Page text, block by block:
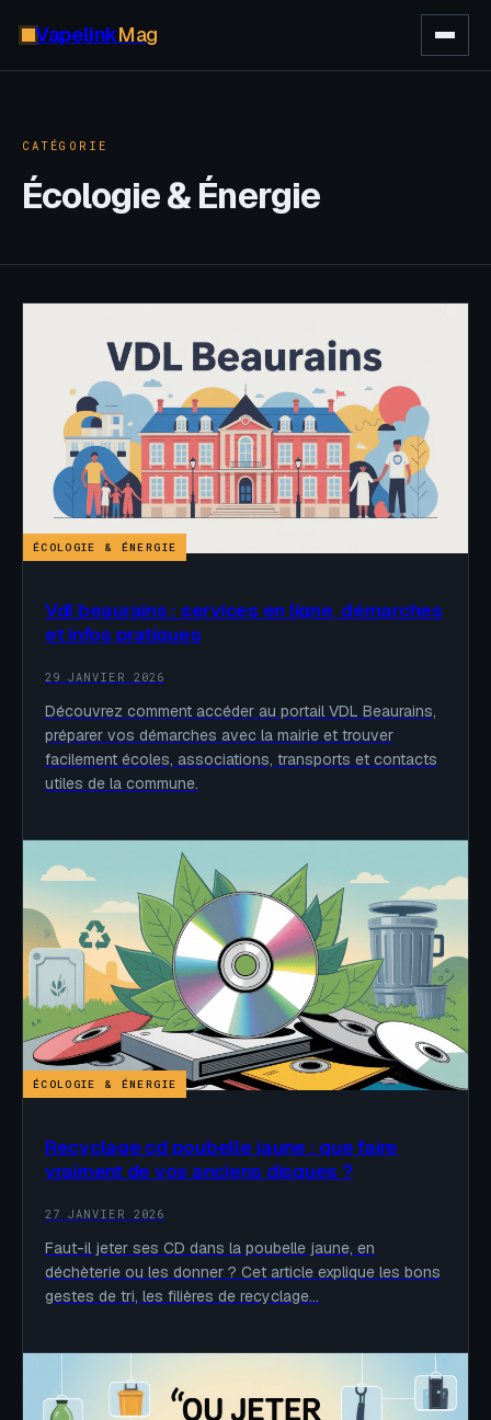
VapelinkMag
CATÉGORIE
Écologie & Énergie
ÉCOLOGIE & ÉNERGIE
Vdl beaurains : services en ligne, démarches
et infos pratiques
29 JANVIER 2026
Découvrez comment accéder au portail VDL Beaurains,
préparer vos démarches avec la mairie et trouver
facilement écoles, associations, transports et contacts
utiles de la commune.
ÉCOLOGIE & ÉNERGIE
Recyclage cd poubelle jaune : que faire
vraiment de vos anciens disques ?
27 JANVIER 2026
Faut-il jeter ses CD dans la poubelle jaune, en
déchèterie ou les donner ? Cet article explique les bons
gestes de tri, les filières de recyclage…